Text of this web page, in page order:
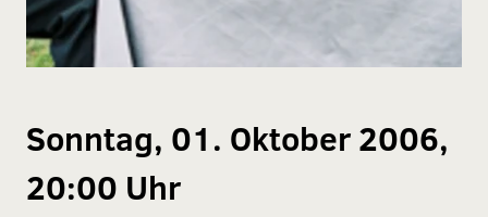
Sonntag, 01. Oktober 2006,
20:00 Uhr